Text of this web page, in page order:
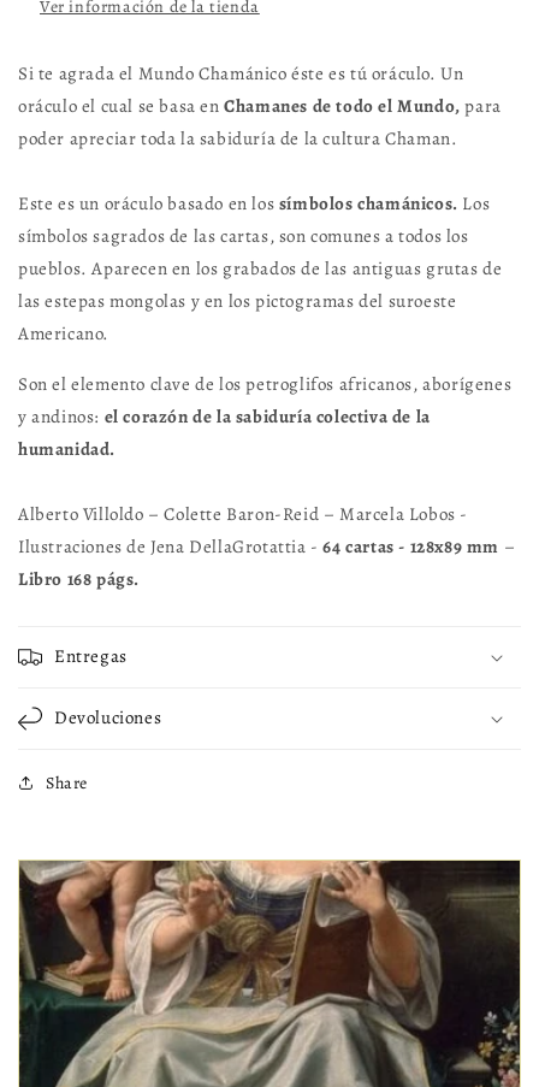
Ver información de la tienda
Si te agrada el Mundo Chamánico éste es tú oráculo. Un
oráculo el cual se basa enChamanes de todo el Mundo, para
poder apreciar toda la sabiduría de la cultura Chaman.
Este es un oráculo basado en los símbolos chamánicos. Los
símbolos sagrados de las cartas, son comunes a todos los
pueblos. Aparecen en los grabados de las antiguas grutas de
las estepas mongolas y en los pictogramas del suroeste
Americano.
Son el elemento clave de los petroglifos africanos, aborígenes
y andinos: el corazón de la sabiduría colectiva de la
humanidad.
Alberto Villoldo – Colette Baron-Reid – Marcela Lobos -
Ilustraciones de Jena DellaGrotattia -64 cartas - 128x89 mm –
Libro 168 págs.
Entregas
Devoluciones
Share